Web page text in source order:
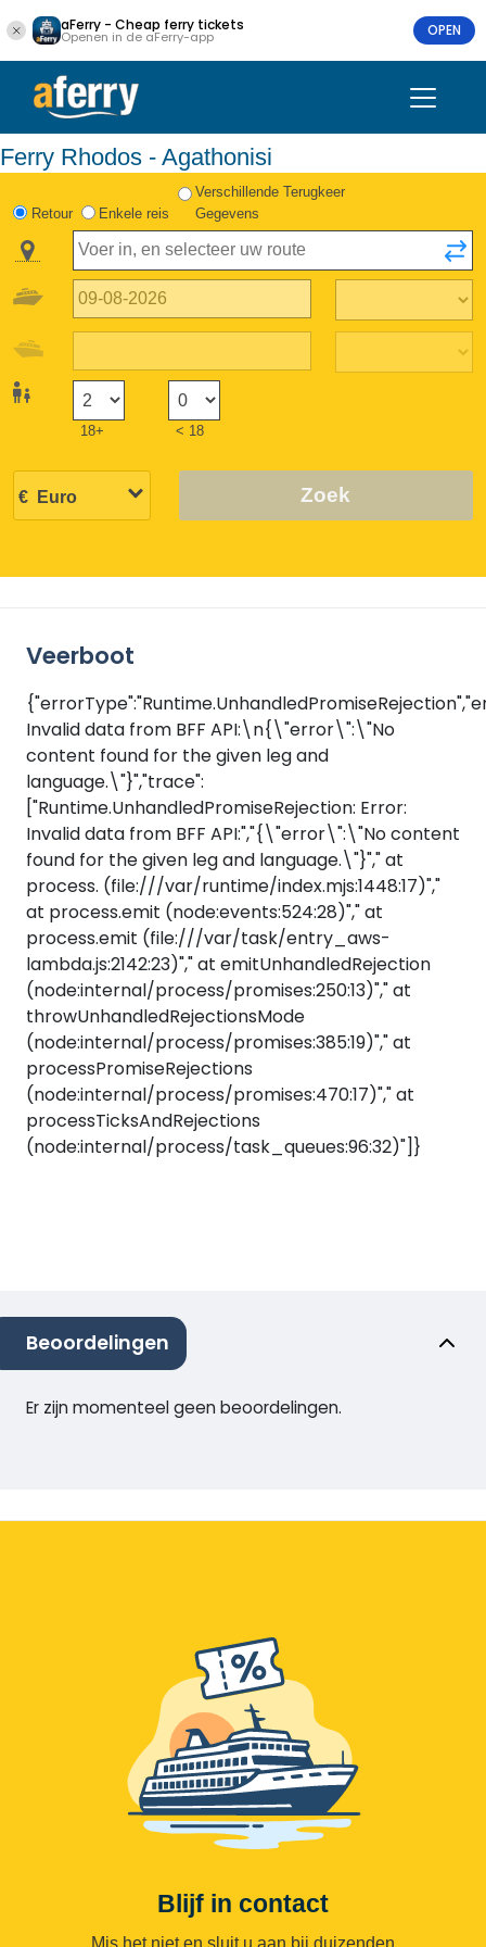
aFerry - Cheap ferry tickets
Openen in de aFerry-app OPEN
Ferry Rhodos - Agathonisi
Retour Enkele reis
Verschillende Terugkeer
Gegevens
18+ < 18
Zoek
Veerboot
Invalid data from BFF API:\n{\"error\":\"No
content found for the given leg and
language.\"}","trace":
["Runtime.UnhandledPromiseRejection: Error:
Invalid data from BFF API:","{\"error\":\"No content
found for the given leg and language.\"}"," at
process. (file:///var/runtime/index.mjs:1448:17)","
at process.emit (node:events:524:28)"," at
process.emit (file:///var/task/entry_aws-
lambda.js:2142:23)"," at emitUnhandledRejection
(node:internal/process/promises:250:13)"," at
throwUnhandledRejectionsMode
(node:internal/process/promises:385:19)"," at
processPromiseRejections
(node:internal/process/promises:470:17)"," at
processTicksAndRejections
(node:internal/process/task_queues:96:32)"]}
Beoordelingen
Er zijn momenteel geen beoordelingen.
Blijf in contact
Mis het niet en sluit u aan bij duizenden